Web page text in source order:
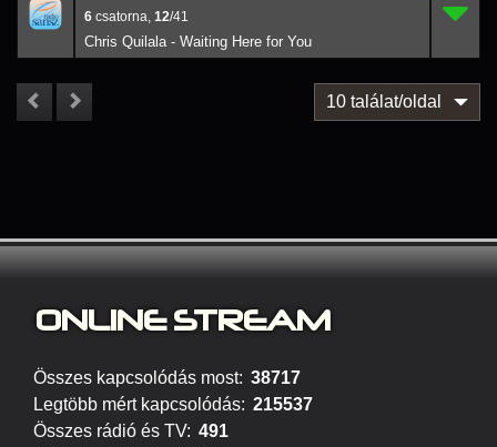
6. 6 , 12/41
Chris Quilala - Waiting Here for You
12/41
10 találat/oldal
ONLINE STREAM
Összes kapcsolódás most: 38717
Legtöbb mért kapcsolódás: 215537
Összes rádió és TV: 491